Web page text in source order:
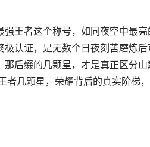
王者这个称号，如同夜空中最
认证，是无数个日夜刻苦磨炼
后缀的几颗星，才是真正区分
者几颗星，荣耀背后的真实阶梯